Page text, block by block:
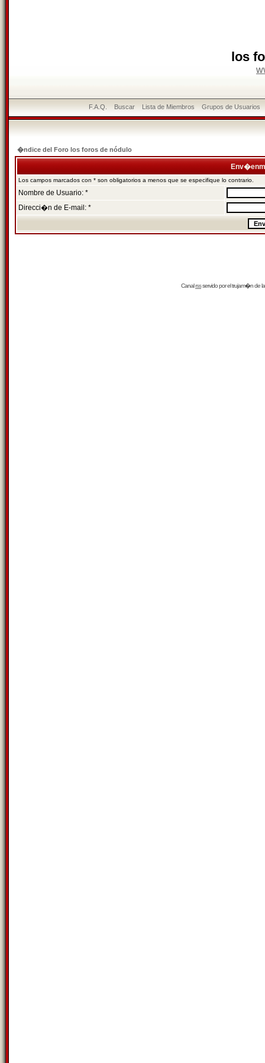
los
F.A.Q. Buscar Lista de Miembros Grupos de Usuarios
�ndice del Foro los foros de nódulo
Los campos marcados con * son obligatorios a menos que se especifique lo contrario.
Nombre de Usuario: *
Direcci�n de E-mail: *
Canalrssservido por eltrujam�nde